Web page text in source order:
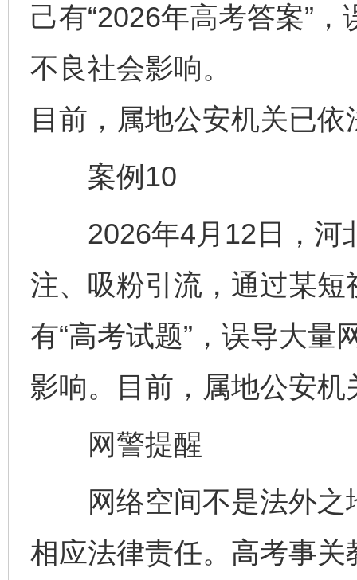
己有“2026年高考答案”
不良社会影响。
目前，属地公安机关已
案例10
2026年4月12日，河
注、吸粉引流，通过某
有“高考试题”，误导大量
影响。目前，属地公安
网警提醒
网络空间不是法外之
相应法律责任。高考事